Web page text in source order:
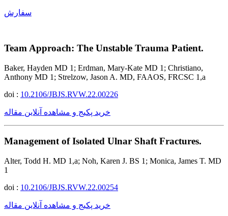
سفارش
Team Approach: The Unstable Trauma Patient.
Baker, Hayden MD 1; Erdman, Mary-Kate MD 1; Christiano,
Anthony MD 1; Strelzow, Jason A. MD, FAAOS, FRCSC 1,a
doi : 10.2106/JBJS.RVW.22.00226
خرید پکیج و مشاهده آنلاین مقاله
Management of Isolated Ulnar Shaft Fractures.
Alter, Todd H. MD 1,a; Noh, Karen J. BS 1; Monica, James T. MD
1
doi : 10.2106/JBJS.RVW.22.00254
خرید پکیج و مشاهده آنلاین مقاله